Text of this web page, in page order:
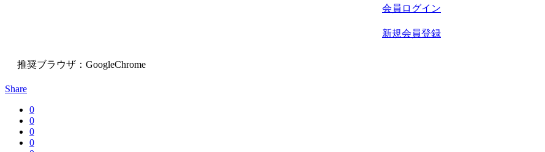
会員ログイン
新規会員登録
推奨ブラウザ：GoogleChrome
Share
0
0
0
0